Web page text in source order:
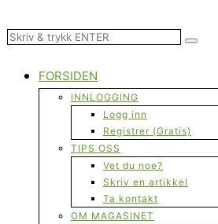
FORSIDEN
INNLOGGING
Logg inn
Registrer (Gratis)
TIPS OSS
Vet du noe?
Skriv en artikkel
Ta kontakt
OM MAGASINET